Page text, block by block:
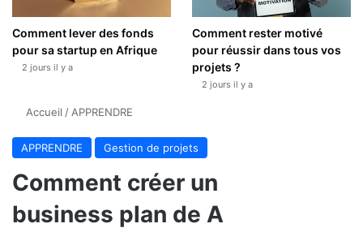
Comment lever des fonds
pour sa startup en Afrique
2 jours il y a
Comment rester motivé
pour réussir dans tous vos
projets ?
2 jours il y a